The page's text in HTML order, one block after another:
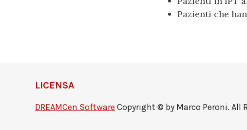
Pazienti che
LICENSA
DREAMCen Software Copyright © by Marco Peroni. All